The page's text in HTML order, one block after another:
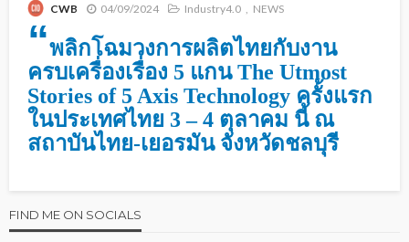
CWB 04/09/2024 Industry4.0 NEWS
“พลิกโฉมวงการผลิตไทยกับงาน
ครบเครื่องเรื่อง 5 แกน The Utmost
Stories of 5 Axis Technology ครั้งแรก
ในประเทศไทย 3 – 4 ตุลาคม นี้ ณ
สถาบันไทย-เยอรมัน จังหวัดชลบุรี
FIND ME ON SOCIALS